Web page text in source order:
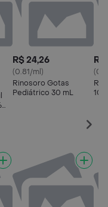
R$ 24,26
(0.81/ml)
Rinosoro Gotas
Pediátrico 30 mL
R$